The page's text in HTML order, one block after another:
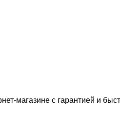
магазине с гарантией и